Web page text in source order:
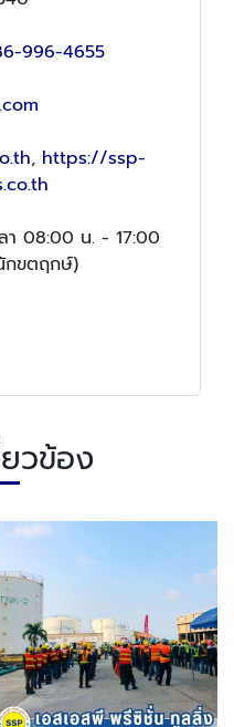
996-4655
, https://ssp-
า 08:00 น. - 17:00
กขตฤกษ์)
วข้อง